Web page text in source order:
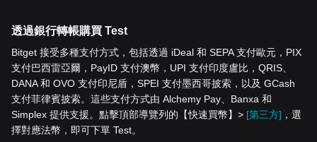
透過銀行轉帳購買 Test
Bitget 接受多種支付方式，包括透過 iDeal 和 SEPA 支付歐元，PIX
支付巴西雷亞爾，PayID 支付澳幣，UPI 支付印度盧比，QRIS、
DANA 和 OVO 支付印尼盾，SPEI 支付墨西哥披索，以及 GCash
支付菲律賓披索。這些支付方式由 Alchemy Pay、Banxa 和
Simplex 提供支援。點擊頂部導覽列的【快速買幣】> [第三方] ，選
擇對應法幣，即可下單 Test。